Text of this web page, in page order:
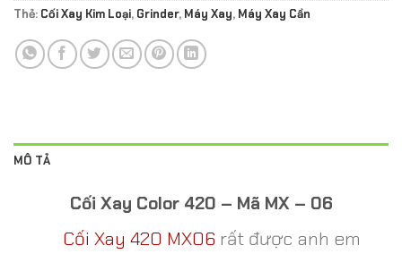
Thẻ: Cối Xay Kim Loại, Grinder, Máy Xay, Máy Xay Cần
MÔ TẢ
Cối Xay Color 420 – Mã MX – 06
Cối Xay 420 MX06 rất được anh em